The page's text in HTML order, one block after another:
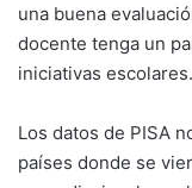
una buena
docente tenga un
iniciativas escolares.
Los datos de PISA
países donde se